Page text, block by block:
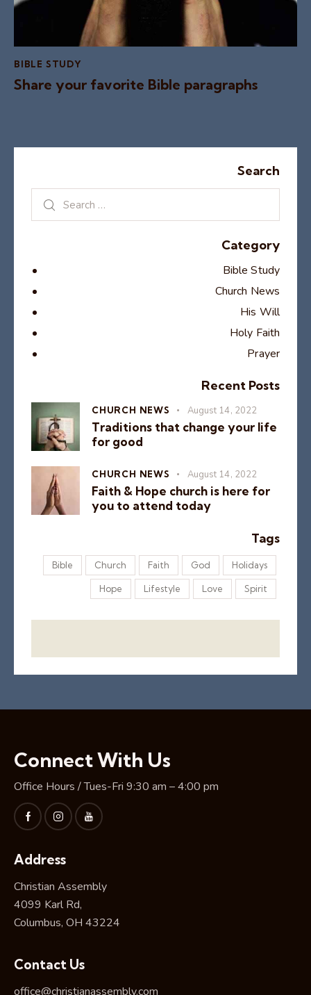
BIBLE STUDY
Share your favorite Bible paragraphs
Search
Category
Bible Study
Church News
His Will
Holy Faith
Prayer
Recent Posts
CHURCH NEWS August 14, 2022
Traditions that change your life
for good
CHURCH NEWS August 14, 2022
Faith & Hope church is here for
you to attend today
Tags
Bible Church Faith God Holidays
Hope Lifestyle Love Spirit
Connect With Us
Office Hours / Tues-Fri 9:30 am – 4:00 pm
Address
Christian Assembly
4099 Karl Rd,
Columbus, OH 43224
Contact Us
office@christianassembly.com